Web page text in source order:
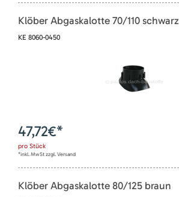
Klöber Abgaskalotte 70/110 schwarz
KE 8060-0450
47,72€*
pro Stück
*inkl. MwSt zzgl. Versand
Klöber Abgaskalotte 80/125 braun